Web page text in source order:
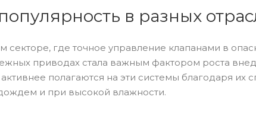
в разных
секторе, где точное управление клапанами в
приводах стала важным фактором роста
полагаются на эти системы благодаря их
и при высокой влажности.